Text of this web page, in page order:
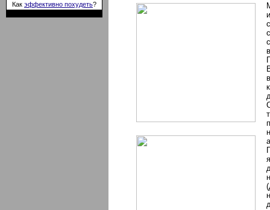
Как эффективно похудеть?